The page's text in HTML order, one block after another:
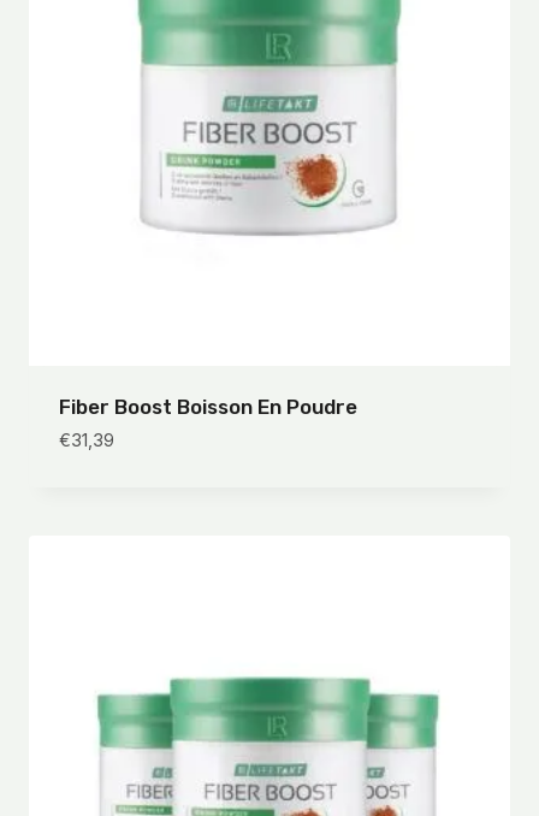
Fiber Boost Boisson En Poudre
€31,39